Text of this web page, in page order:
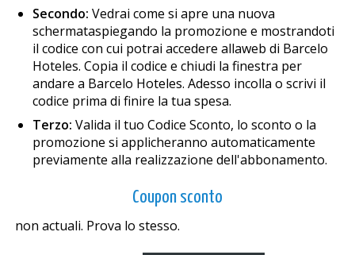
Secondo: Vedrai come si apre una nuova
schermataspiegando la promozione e mostrandoti
il codice con cui potrai accedere allaweb di Barcelo
Hoteles. Copia il codice e chiudi la finestra per
andare a Barcelo Hoteles. Adesso incolla o scrivi il
codice prima di finire la tua spesa.
Terzo: Valida il tuo Codice Sconto, lo sconto o la
promozione si applicheranno automaticamente
previamente alla realizzazione dell'abbonamento.
Coupon sconto
non actuali. Prova lo stesso.